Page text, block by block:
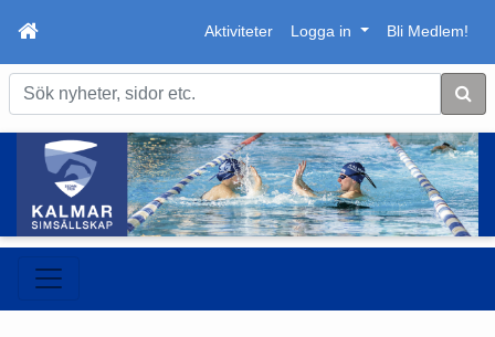
Aktiviteter Logga in Bli Medlem!
Sök